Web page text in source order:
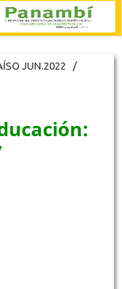
JUN.2022
/